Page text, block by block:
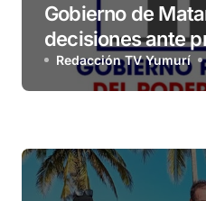
Gobierno de
decisiones ante
Redacción TV Yumurí